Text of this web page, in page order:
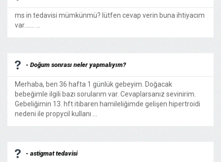
ms in tedavisi mümkünmü? lütfen cevap verin buna ihtiyacım
var....... ...
- Doğum sonrası neler yapmalıyım?
Merhaba, ben 36 hafta 1 günlük gebeyim. Doğacak
bebeğimle ilgili bazı sorularım var. Cevaplarsanız sevinirim.
Gebeliğimin 13. hft itibaren hamileliğimde gelişen hipertroidi
nedeni ile propycil kullanı ...
- astigmat tedavisi